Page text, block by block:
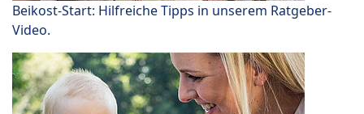
Beikost-Start: Hilfreiche Tipps in unserem Ratgeber-
Video.